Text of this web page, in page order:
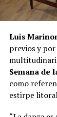
Luis
previos y
Semana de
como
estirpe